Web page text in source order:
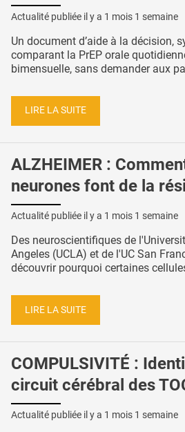
Actualité publiée il y a 1 mois 1 semaine
Un document d’aide à la décision,
comparant la PrEP orale
bimensuelle, sans demander aux
LIRE LA SUITE
ALZHEIMER :
neurones font de la
Actualité publiée il y a 1 mois 1 semaine
Des neuroscientifiques de
Angeles (UCLA) et de l'UC San
découvrir pourquoi certaines
LIRE LA SUITE
COMPULSIVITÉ :
circuit cérébral des
Actualité publiée il y a 1 mois 1 semaine